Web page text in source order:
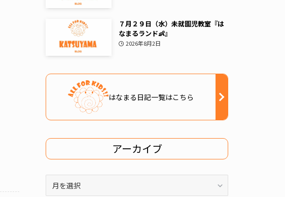
７月２９日（水）未就園児教室『は
なまるランド👶』
2026年8月2日
はなまる日記一覧はこちら
アーカイブ